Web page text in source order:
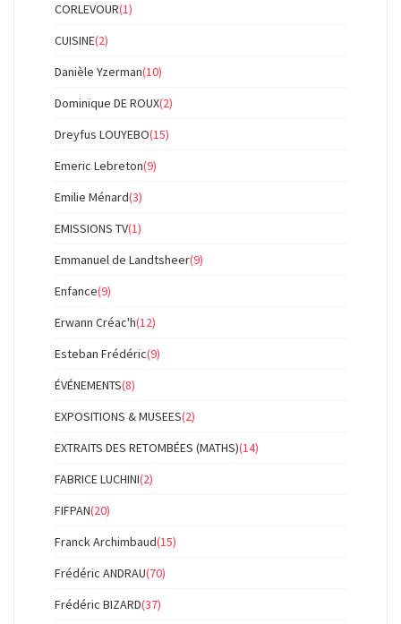
CORLEVOUR(1)
CUISINE(2)
Danièle Yzerman(10)
Dominique DE ROUX(2)
Dreyfus LOUYEBO(15)
Emeric Lebreton(9)
Emilie Ménard(3)
EMISSIONS TV(1)
Emmanuel de Landtsheer(9)
Enfance(9)
Erwann Créac'h(12)
Esteban Frédéric(9)
ÉVÉNEMENTS(8)
EXPOSITIONS & MUSEES(2)
EXTRAITS DES RETOMBÉES (MATHS)(14)
FABRICE LUCHINI(2)
FIFPAN(20)
Franck Archimbaud(15)
Frédéric ANDRAU(70)
Frédéric BIZARD(37)